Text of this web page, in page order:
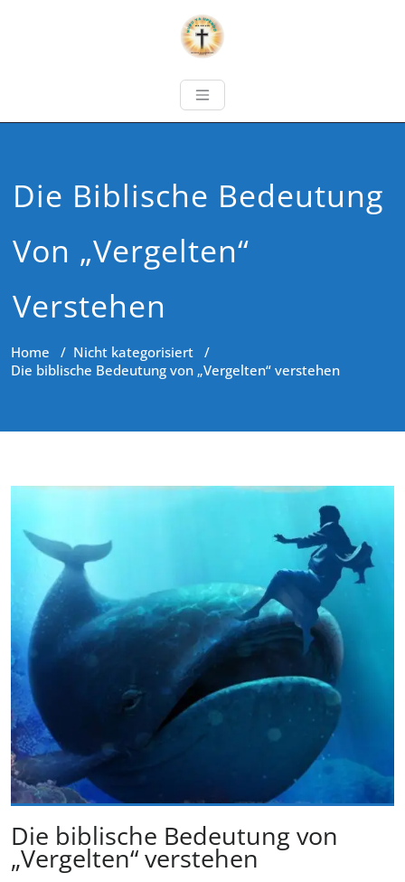
Die Biblische Bedeutung
Von „Vergelten“
Verstehen
Home / Nicht kategorisiert /
Die biblische Bedeutung von „Vergelten“ verstehen
Die biblische Bedeutung von
„Vergelten“ verstehen